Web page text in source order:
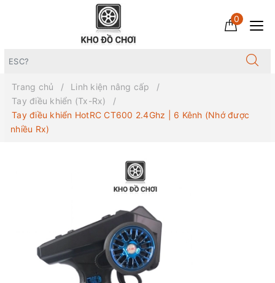
0
Trang chủ
Linh kiện nâng cấp
Tay điều khiển (Tx-Rx)
Tay điều khiển HotRC CT600 2.4Ghz | 6 Kênh (Nhớ được
nhiều Rx)